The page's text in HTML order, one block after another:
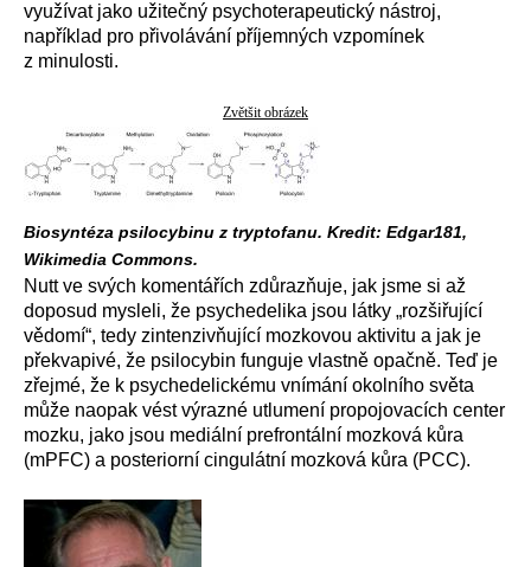
využívat jako užitečný psychoterapeutický nástroj,
například pro přivolávání příjemných vzpomínek
z minulosti.
Zvětšit obrázek
Biosyntéza psilocybinu z tryptofanu. Kredit: Edgar181,
Wikimedia Commons.
Nutt ve svých komentářích zdůrazňuje, jak jsme si až
doposud mysleli, že psychedelika jsou látky „rozšiřující
vědomí“, tedy zintenzivňující mozkovou aktivitu a jak je
překvapivé, že psilocybin funguje vlastně opačně. Teď je
zřejmé, že k psychedelickému vnímání okolního světa
může naopak vést výrazné utlumení propojovacích center
mozku, jako jsou mediální prefrontální mozková kůra
(mPFC) a posteriorní cingulátní mozková kůra (PCC).